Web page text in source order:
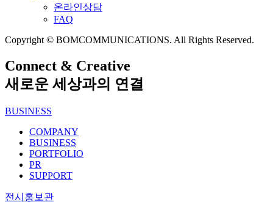
온라인상담
FAQ
Copyright © BOMCOMMUNICATIONS. All Rights Reserved.
Connect & Creative
새로운 세상과의 연결
BUSINESS
COMPANY
BUSINESS
PORTFOLIO
PR
SUPPORT
전시홍보관